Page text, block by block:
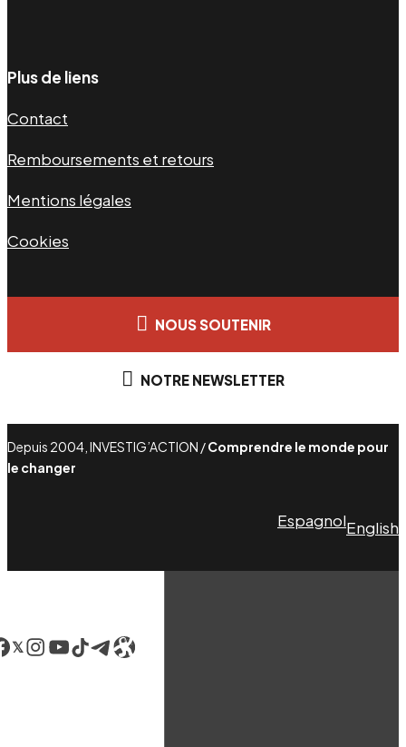
Plus de liens
Contact
Remboursements et retours
Mentions légales
Cookies
NOUS SOUTENIR
NOTRE NEWSLETTER
Depuis 2004, INVESTIG’ACTION /Comprendre le monde pour
le changer
EspagnolEnglish
LinkedIn
Instagram
YouTube
TikTok
Telegram
Lien